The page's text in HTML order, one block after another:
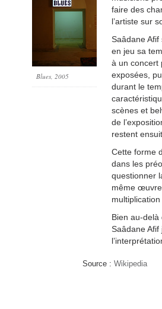
Blues, 2005
faire des
l’artiste sur
Saâdane Afif
en jeu sa
à un concert
exposées,
durant le
scènes et
de
restent
Cette forme
dans les
questionner
même
Bien au-delà
Saâdane Afif
Source : Wikipedia